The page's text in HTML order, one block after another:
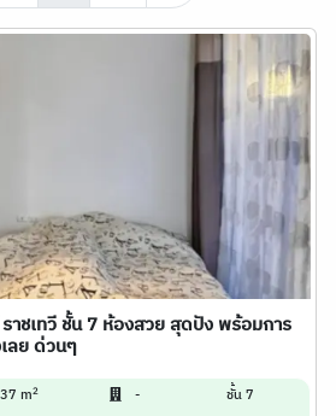
าชเทวี ชั้น 7 ห้องสวย สุดปัง พร้อมการ
ลย ด่วนๆ
37 m2 - ชั้น 7